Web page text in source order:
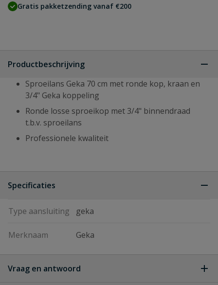
Gratis pakketzending vanaf €200
Productbeschrijving
Sproeilans Geka 70 cm met ronde kop, kraan en
3/4" Geka koppeling
Ronde losse sproeikop met 3/4" binnendraad
t.b.v. sproeilans
Professionele kwaliteit
Specificaties
Type aansluiting geka
Merknaam Geka
Vraag en antwoord